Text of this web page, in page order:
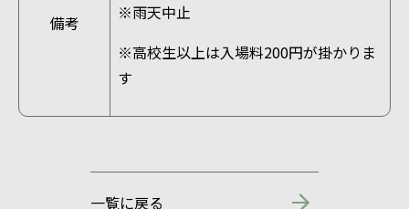
備考
※雨天中止
※高校生以上は入場料200円が掛かりま
す
一覧に戻る